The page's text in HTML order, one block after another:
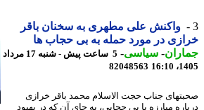
واکنش علی مطهری به سخنان باقر
در مورد حمله به بی حجاب ها
- سیاسی-
5 ساعت پیش - شنبه 17 مرداد
82048563
جناب حجت الاسلام محمد باقر خرازی
مبارزه با بی حجابی، به جای آن که در بهبود